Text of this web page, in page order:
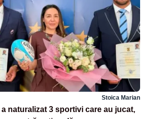
Stoica Marian
naturalizat 3 sportivi care au jucat,